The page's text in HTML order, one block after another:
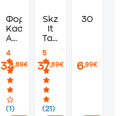
Φορητό
Κασετόφωνο
AKAI
Tape
-
Μαύρο
4
(1)
34,89€
Skz
It
Tape
It'
(It
Ver.)
5
(21)
37,89€
30
6,99€